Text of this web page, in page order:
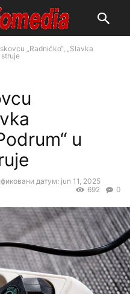
„Radničko“, „Slavka
struje
u
датум: jun 11, 2025
0
692